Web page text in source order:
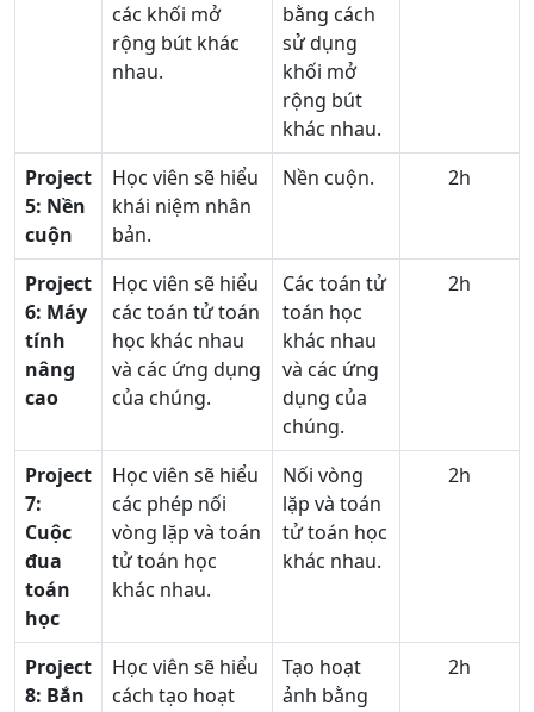
các khối mở
rộng bút khác
nhau.
bằng cách
sử dụng
khối mở
rộng bút
khác nhau.
Project
5: Nền
cuộn
Học viên sẽ hiểu
khái niệm nhân
bản.
Nền cuộn. 2h
Project
6: Máy
tính
nâng
cao
Học viên sẽ hiểu
các toán tử toán
học khác nhau
và các ứng dụng
của chúng.
Các toán tử
toán học
khác nhau
và các ứng
dụng của
chúng.
2h
Project
7:
Cuộc
đua
toán
học
Học viên sẽ hiểu
các phép nối
vòng lặp và toán
tử toán học
khác nhau.
Nối vòng
lặp và toán
tử toán học
khác nhau.
2h
Project
8: Bắn
Học viên sẽ hiểu
cách tạo hoạt
Tạo hoạt
ảnh bằng
2h